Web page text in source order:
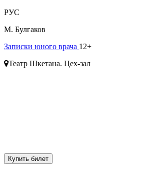
РУС
М. Булгаков
Записки юного врача 12+
Театр Шкетана. Цех-зал
Купить билет